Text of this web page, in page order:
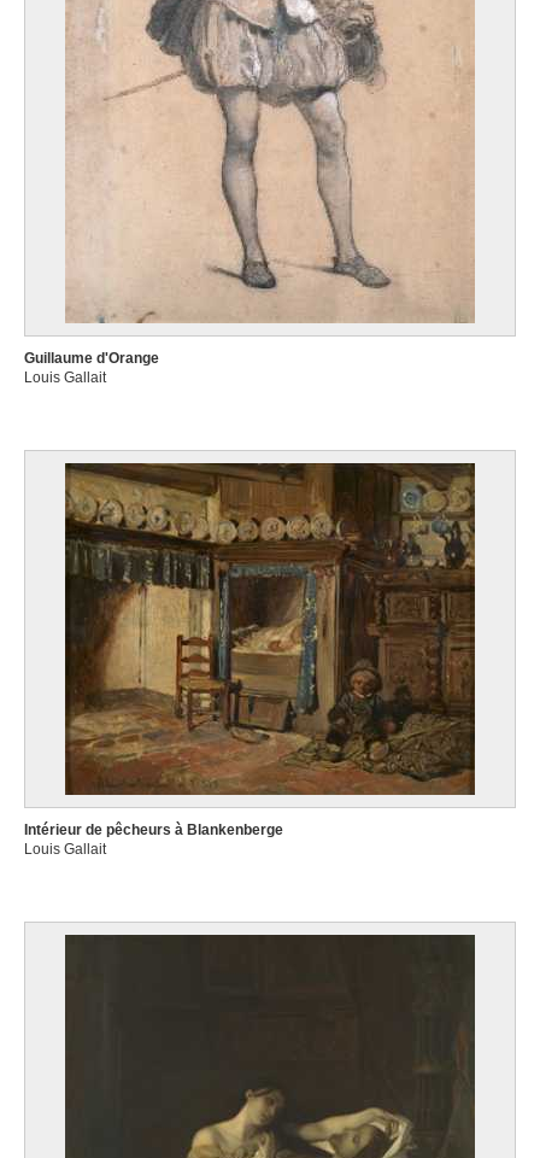
Guillaume d'Orange
Louis Gallait
Intérieur de pêcheurs à Blankenberge
Louis Gallait